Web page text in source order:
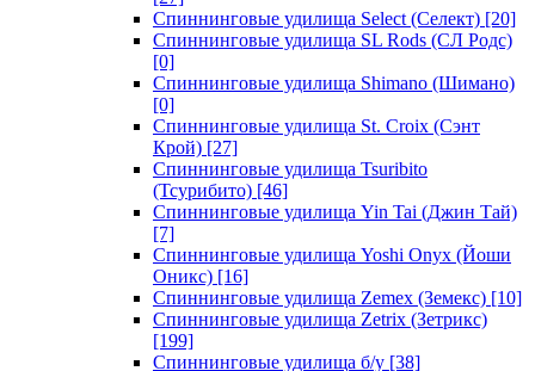
Спиннинговые удилища Select (Селект) [20]
Спиннинговые удилища SL Rods (СЛ Родс)
[0]
Спиннинговые удилища Shimano (Шимано)
[0]
Спиннинговые удилища St. Croix (Сэнт
Крой) [27]
Спиннинговые удилища Tsuribito
(Тсурибито) [46]
Спиннинговые удилища Yin Tai (Джин Тай)
[7]
Спиннинговые удилища Yoshi Onyx (Йоши
Оникс) [16]
Спиннинговые удилища Zemex (Земекс) [10]
Спиннинговые удилища Zetrix (Зетрикс)
[199]
Спиннинговые удилища б/у [38]